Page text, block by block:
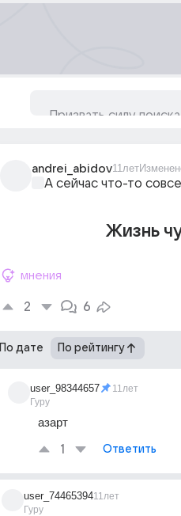
andrei_abidov11лет
А сейчас что-то
Жизнь
мнения
2 6
По дате По рейтингу
user_98344657
Гуру
11лет
азарт
1 Ответить
user_74465394
Гуру
11лет